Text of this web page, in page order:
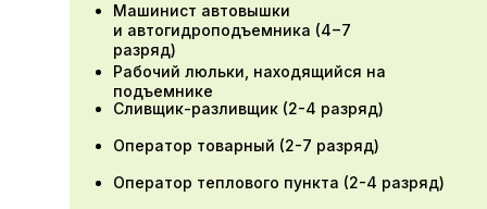
Машинист автовышки
и автогидроподъемника (4−7
разряд)
Сливщик-разливщик (2-4 разряд)
Оператор товарный (2-7 разряд)
Рабочий люльки, находящийся на
подъемнике
Оператор теплового пункта (2-4 разряд)